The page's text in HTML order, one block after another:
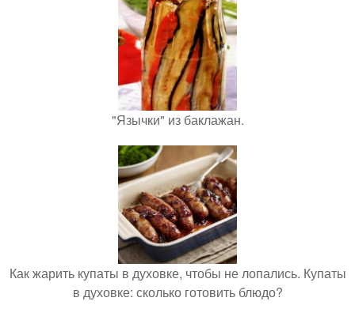
"Язычки" из баклажан.
Как жарить купаты в духовке, чтобы не лопались. Купаты
в духовке: сколько готовить блюдо?